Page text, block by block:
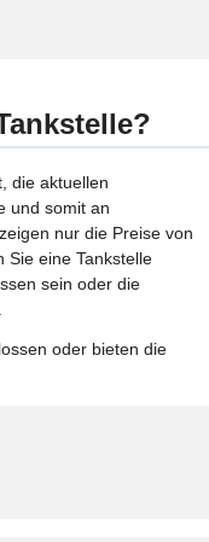
die aktuellen
und somit an
nur die Preise von
Sie eine Tankstelle
sein oder die
oder bieten die